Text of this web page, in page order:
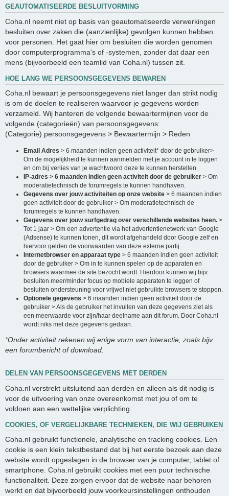
GEAUTOMATISEERDE BESLUITVORMING
Coha.nl neemt niet op basis van geautomatiseerde verwerkingen
besluiten over zaken die (aanzienlijke) gevolgen kunnen hebben
voor personen. Het gaat hier om besluiten die worden genomen
door computerprogramma's of -systemen, zonder dat daar een
mens (bijvoorbeeld een teamlid van Coha.nl) tussen zit.
HOE LANG WE PERSOONSGEGEVENS BEWAREN
Coha.nl bewaart je persoonsgegevens niet langer dan strikt nodig
is om de doelen te realiseren waarvoor je gegevens worden
verzameld. Wij hanteren de volgende bewaartermijnen voor de
volgende (categorieën) van persoonsgegevens:
(Categorie) persoonsgegevens > Bewaartermijn > Reden
Email Adres > 6 maanden indien geen activiteit* door de gebruiker>
Om de mogelijkheid te kunnen aanmelden met je account in te loggen
en om bij verlies van je wachtwoord deze te kunnen herstellen.
IP-adres > 6 maanden indien geen activiteit door de gebruiker > Om
moderatietechnisch de forumregels te kunnen handhaven.
Gegevens over jouw activiteiten op onze website > 6 maanden indien
geen activiteit door de gebruiker > Om moderatietechnisch de
forumregels te kunnen handhaven.
Gegevens over jouw surfgedrag over verschillende websites heen. >
Tot 1 jaar > Om een advertentie via het advertentienetwerk van Google
(Adsense) te kunnen tonen, dit wordt afgehandeld door Google zelf en
hiervoor gelden de voorwaarden van deze externe partij.
Internetbrowser en apparaat type > 6 maanden indien geen activiteit
door de gebruiker > Om in te kunnen spelen op de apparaten en
browsers waarmee de site bezocht wordt. Hierdoor kunnen wij bijv.
besluiten meer/minder focus op mobiele apparaten te leggen of
besluiten ondersteuning voor vrijwel niet gebruikte browsers te stoppen.
Optionele gegevens > 6 maanden indien geen activiteit door de
gebruiker > Als de gebruiker het invullen van deze gegevens ziet als
een meerwaarde voor zijn/haar deelname aan dit forum. Door Coha.nl
wordt niks met deze gegevens gedaan.
*Onder activiteit rekenen wij enige vorm van interactie, zoals bijv.
een forumbericht of download.
DELEN VAN PERSOONSGEGEVENS MET DERDEN
Coha.nl verstrekt uitsluitend aan derden en alleen als dit nodig is
voor de uitvoering van onze overeenkomst met jou of om te
voldoen aan een wettelijke verplichting.
COOKIES, OF VERGELIJKBARE TECHNIEKEN, DIE WIJ GEBRUIKEN
Coha.nl gebruikt functionele, analytische en tracking cookies. Een
cookie is een klein tekstbestand dat bij het eerste bezoek aan deze
website wordt opgeslagen in de browser van je computer, tablet of
smartphone. Coha.nl gebruikt cookies met een puur technische
functionaliteit. Deze zorgen ervoor dat de website naar behoren
werkt en dat bijvoorbeeld jouw voorkeursinstellingen onthouden